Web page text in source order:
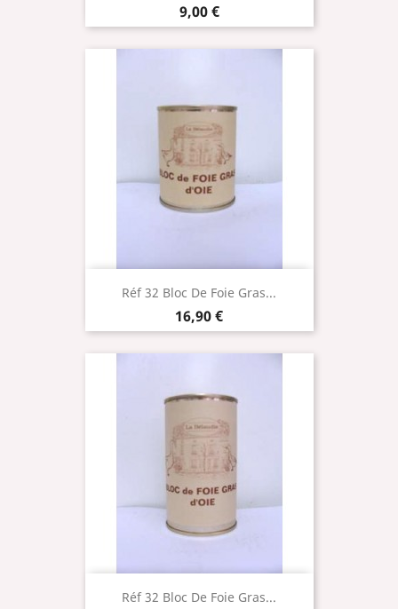
Prix
9,00 €
Réf 32 Bloc De Foie Gras...
Prix
16,90 €
Réf 32 Bloc De Foie Gras...